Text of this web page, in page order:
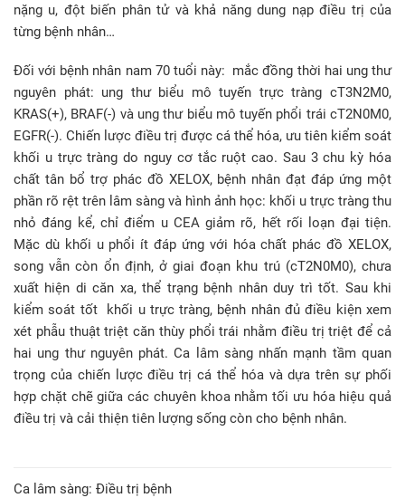
nặng u, đột biến phân tử và khả năng dung nạp điều trị của
từng bệnh nhân…
Đối với bệnh nhân nam 70 tuổi này: mắc đồng thời hai ung thư
nguyên phát: ung thư biểu mô tuyến trực tràng cT3N2M0,
KRAS(+), BRAF(-) và ung thư biểu mô tuyến phổi trái cT2N0M0,
EGFR(-). Chiến lược điều trị được cá thể hóa, ưu tiên kiểm soát
khối u trực tràng do nguy cơ tắc ruột cao. Sau 3 chu kỳ hóa
chất tân bổ trợ phác đồ XELOX, bệnh nhân đạt đáp ứng một
phần rõ rệt trên lâm sàng và hình ảnh học: khối u trực tràng thu
nhỏ đáng kể, chỉ điểm u CEA giảm rõ, hết rối loạn đại tiện.
Mặc dù khối u phổi ít đáp ứng với hóa chất phác đồ XELOX,
song vẫn còn ổn định, ở giai đoạn khu trú (cT2N0M0), chưa
xuất hiện di căn xa, thể trạng bệnh nhân duy trì tốt. Sau khi
kiểm soát tốt khối u trực tràng, bệnh nhân đủ điều kiện xem
xét phẫu thuật triệt căn thùy phổi trái nhằm điều trị triệt để cả
hai ung thư nguyên phát. Ca lâm sàng nhấn mạnh tầm quan
trọng của chiến lược điều trị cá thể hóa và dựa trên sự phối
hợp chặt chẽ giữa các chuyên khoa nhằm tối ưu hóa hiệu quả
điều trị và cải thiện tiên lượng sống còn cho bệnh nhân.
Ca lâm sàng: Điều trị bệnh